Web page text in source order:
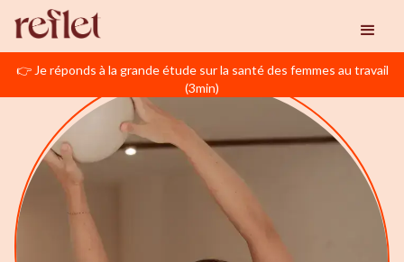
👉 Je réponds à la grande étude sur la santé des femmes au travail
(3min)